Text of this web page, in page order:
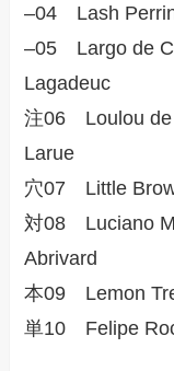
–04 Lash
–05 Largo de
Lagadeuc
注06 Loulou
Larue
穴07 Little
対08 Luciano
Abrivard
本09 Lemon
単10 Felipe